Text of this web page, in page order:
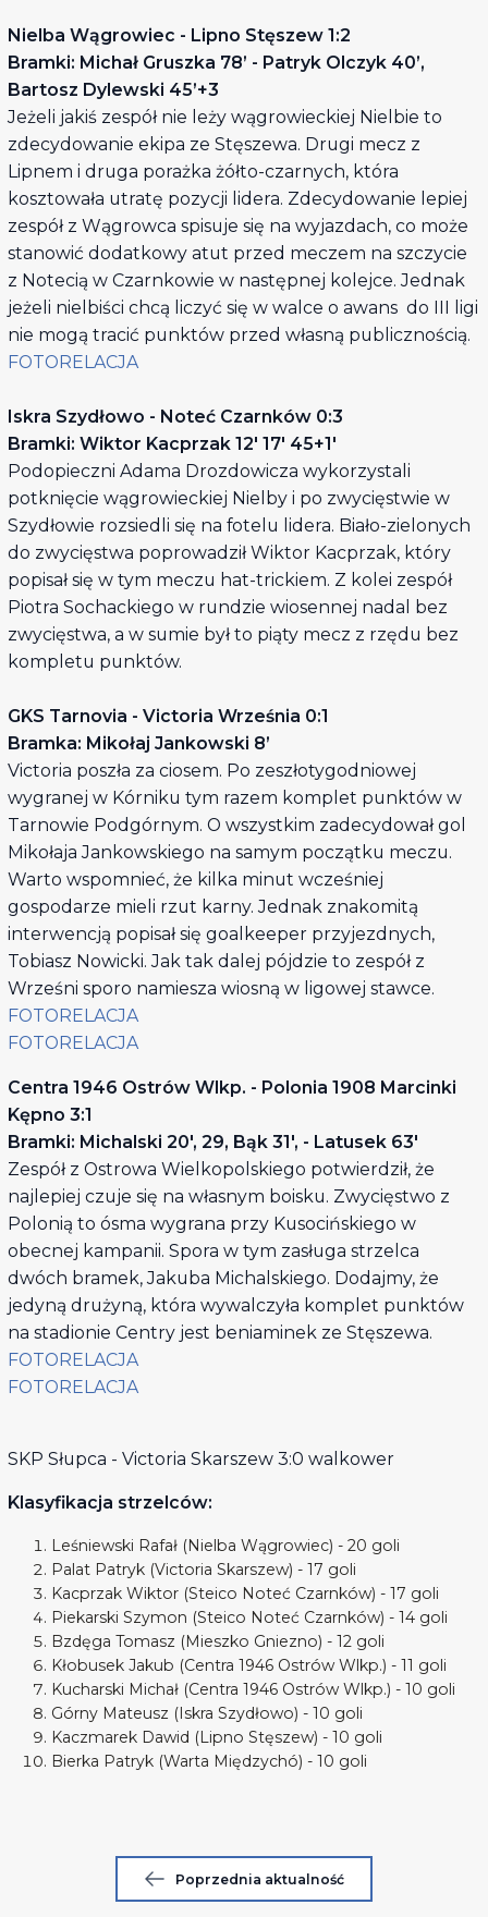
Nielba Wągrowiec - Lipno Stęszew 1:2
Bramki: Michał Gruszka 78’ - Patryk Olczyk 40’,
Bartosz Dylewski 45’+3
Jeżeli jakiś zespół nie leży wągrowieckiej Nielbie to
zdecydowanie ekipa ze Stęszewa. Drugi mecz z
Lipnem i druga porażka żółto-czarnych, która
kosztowała utratę pozycji lidera. Zdecydowanie lepiej
zespół z Wągrowca spisuje się na wyjazdach, co może
stanowić dodatkowy atut przed meczem na szczycie
z Notecią w Czarnkowie w następnej kolejce. Jednak
jeżeli nielbiści chcą liczyć się w walce o awans do III ligi
nie mogą tracić punktów przed własną publicznością.
FOTORELACJA
Iskra Szydłowo - Noteć Czarnków 0:3
Bramki: Wiktor Kacprzak 12' 17' 45+1'
Podopieczni Adama Drozdowicza wykorzystali
potknięcie wągrowieckiej Nielby i po zwycięstwie w
Szydłowie rozsiedli się na fotelu lidera. Biało-zielonych
do zwycięstwa poprowadził Wiktor Kacprzak, który
popisał się w tym meczu hat-trickiem. Z kolei zespół
Piotra Sochackiego w rundzie wiosennej nadal bez
zwycięstwa, a w sumie był to piąty mecz z rzędu bez
kompletu punktów.
GKS Tarnovia - Victoria Września 0:1
Bramka: Mikołaj Jankowski 8’
Victoria poszła za ciosem. Po zeszłotygodniowej
wygranej w Kórniku tym razem komplet punktów w
Tarnowie Podgórnym. O wszystkim zadecydował gol
Mikołaja Jankowskiego na samym początku meczu.
Warto wspomnieć, że kilka minut wcześniej
gospodarze mieli rzut karny. Jednak znakomitą
interwencją popisał się goalkeeper przyjezdnych,
Tobiasz Nowicki. Jak tak dalej pójdzie to zespół z
Wrześni sporo namiesza wiosną w ligowej stawce.
FOTORELACJA
FOTORELACJA
Centra 1946 Ostrów Wlkp. - Polonia 1908 Marcinki
Kępno 3:1
Bramki: Michalski 20', 29, Bąk 31', - Latusek 63'
Zespół z Ostrowa Wielkopolskiego potwierdził, że
najlepiej czuje się na własnym boisku. Zwycięstwo z
Polonią to ósma wygrana przy Kusocińskiego w
obecnej kampanii. Spora w tym zasługa strzelca
dwóch bramek, Jakuba Michalskiego. Dodajmy, że
jedyną drużyną, która wywalczyła komplet punktów
na stadionie Centry jest beniaminek ze Stęszewa.
FOTORELACJA
FOTORELACJA
SKP Słupca - Victoria Skarszew 3:0 walkower
Klasyfikacja strzelców:
Leśniewski Rafał (Nielba Wągrowiec) - 20 goli
Palat Patryk (Victoria Skarszew) - 17 goli
Kacprzak Wiktor (Steico Noteć Czarnków) - 17 goli
Piekarski Szymon (Steico Noteć Czarnków) - 14 goli
Bzdęga Tomasz (Mieszko Gniezno) - 12 goli
Kłobusek Jakub (Centra 1946 Ostrów Wlkp.) - 11 goli
Kucharski Michał (Centra 1946 Ostrów Wlkp.) - 10 goli
Górny Mateusz (Iskra Szydłowo) - 10 goli
Kaczmarek Dawid (Lipno Stęszew) - 10 goli
Bierka Patryk (Warta Międzychó) - 10 goli
Poprzednia aktualność